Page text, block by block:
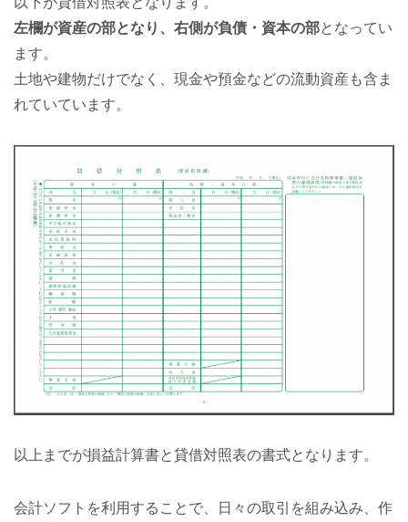
左欄が資産の部となり、右側が負債・資本の部となってい
ます。
土地や建物だけでなく、現金や預金などの流動資産も含ま
れていています。
以上までが損益計算書と貸借対照表の書式となります。
会計ソフトを利用することで、日々の取引を組み込み、作